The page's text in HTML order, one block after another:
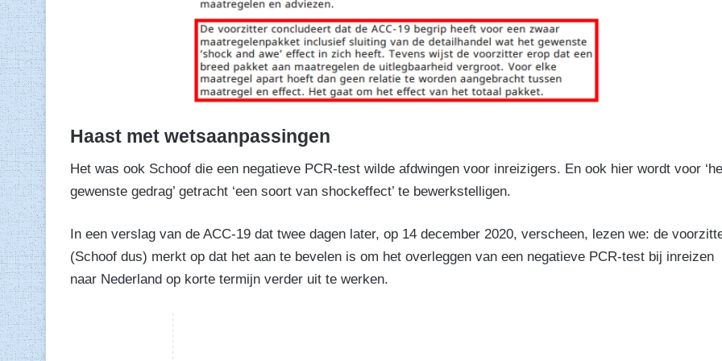
Haast met wetsaanpassingen
Het was ook Schoof die een negatieve PCR-test wilde afdwingen voor inreizigers. En ook hier wordt voor
gewenste gedrag’ getracht ‘een soort van shockeffect’ te bewerkstelligen.
In een verslag van de ACC-19 dat twee dagen later, op 14 december 2020, verscheen, lezen we: de
(Schoof dus) merkt op dat het aan te bevelen is om het overleggen van een negatieve PCR-test bij inreizen
naar Nederland op korte termijn verder uit te werken.